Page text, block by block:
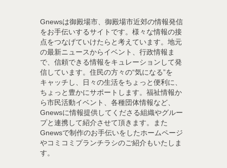
Gnewsは御殿場市、御殿場市近郊の情報発信
をお手伝いするサイトです。様々な情報の接
点をつなげていけたらと考えています。地元
の最新ニュースからイベント、行政情報ま
で、信頼できる情報をキュレーションして発
信しています。住民の方々の“気になる”を
キャッチし、日々の生活をちょっと便利に、
ちょっと豊かにサポートします。福祉情報か
ら市民活動イベント、各種団体情報など、
Gnewsに情報提供してくださる組織やグルー
プと連携して紹介させて頂きます。また
Gnewsで制作のお手伝いをしたホームページ
やコミコミプランチラシのご紹介もいたしま
す。